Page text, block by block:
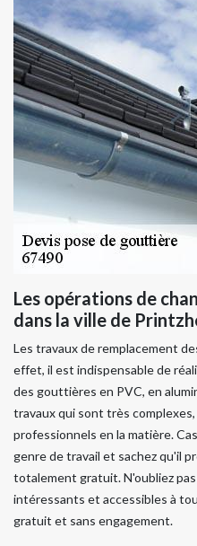
Les opérations de
dans la ville de
Les travaux de remplacement
effet, il est indispensable de
des gouttières en PVC, en
travaux qui sont très
professionnels en la matière.
genre de travail et sachez qu'il
totalement gratuit. N'oubliez
intéressants et accessibles à
gratuit et sans engagement.